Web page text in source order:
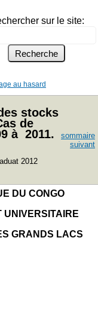
sur le site:
au hasard
stocks
de
à 2011.
2012
sommaire
suivant
DU CONGO
UNIVERSITAIRE
GRANDS LACS